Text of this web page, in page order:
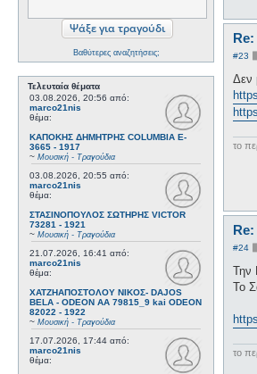
Βαθύτερες αναζητήσεις;
Τελευταία θέματα
03.08.2026, 20:56 από:
marco21nis
θέμα:
ΚΑΠΟΚΗΣ ΔΗΜΗΤΡΗΣ COLUMBIA E-
3665 - 1917
~ Μουσική - Τραγούδια
03.08.2026, 20:55 από:
marco21nis
θέμα:
ΣΤΑΣΙΝΟΠΟΥΛΟΣ ΣΩΤΗΡΗΣ VICTOR
73281 - 1921
~ Μουσική - Τραγούδια
21.07.2026, 16:41 από:
marco21nis
θέμα:
ΧΑΤΖΗΑΠΟΣΤΟΛΟΥ ΝΙΚΟΣ- DAJOS
BELA - ODEON AA 79815_9 kai ODEON
82022 - 1922
~ Μουσική - Τραγούδια
17.07.2026, 17:44 από:
marco21nis
θέμα:
#23
Δεν
το
#24
Την
Το
το